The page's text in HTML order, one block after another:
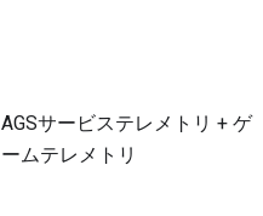
AGSサービステレメトリ + ゲ
ームテレメトリ